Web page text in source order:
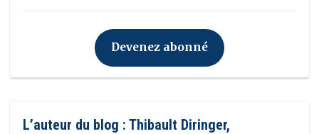
Devenez abonné
L’auteur du blog : Thibault Diringer,